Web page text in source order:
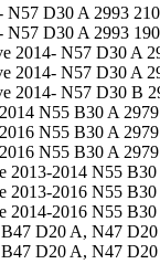
D30 A 2993
D30 A 2993
2014- N57 D30 A
2014- N57 D30 A
2014- N57 D30 B
N55 B30 A
N55 B30 A
N55 B30 A
2014 N55
2016 N55
2016 N55
D20 A, N47 D20
D20 A, N47 D20